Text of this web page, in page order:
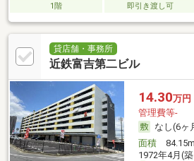
1階 即引き渡し可
貸店舗・事務所
近鉄富吉第二ビル
14.30万円
管理費等-
なし(6ヶ
面積84.15m
1972年4月(